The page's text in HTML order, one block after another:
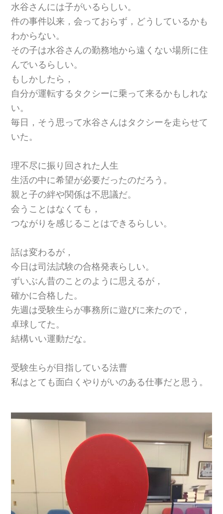
水谷さんには子がいるらしい。
件の事件以来，会っておらず，どうしているかも
わからない。
その子は水谷さんの勤務地から遠くない場所に住
んでいるらしい。
もしかしたら，
自分が運転するタクシーに乗って来るかもしれな
い。
毎日，そう思って水谷さんはタクシーを走らせて
いた。
理不尽に振り回された人生
生活の中に希望が必要だったのだろう。
親と子の絆や関係は不思議だ。
会うことはなくても，
つながりを感じることはできるらしい。
話は変わるが，
今日は司法試験の合格発表らしい。
ずいぶん昔のことのように思えるが，
確かに合格した。
先週は受験生らが事務所に遊びに来たので，
卓球してた。
結構いい運動だな。
受験生らが目指している法曹
私はとても面白くやりがいのある仕事だと思う。